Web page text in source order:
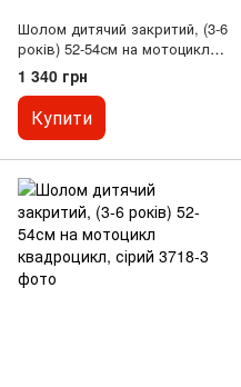
Шолом дитячий закритий, (3-6
років) 52-54см на мотоцикл
квадроцикл, білий "Панда"
1 340 грн
Купити